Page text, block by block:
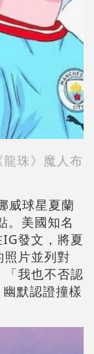
珠》魔人布
威球星夏蘭
美國知名
發文，將夏
照片並列對
我也不否認
默認證撞樣